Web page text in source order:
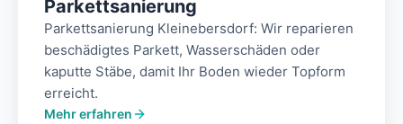
Parkettsanierung
Parkettsanierung Kleinebersdorf: Wir reparieren
beschädigtes Parkett, Wasserschäden oder
kaputte Stäbe, damit Ihr Boden wieder Topform
erreicht.
Mehr erfahren